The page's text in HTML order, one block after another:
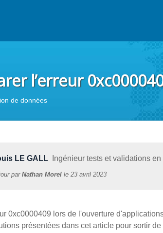
l’erreur
de données
LE GALL Ingénieur tests et validations en
par Nathan Morel le 23 avril 2023
0xc0000409 lors de l'ouverture
présentées dans cet article pour sortir de